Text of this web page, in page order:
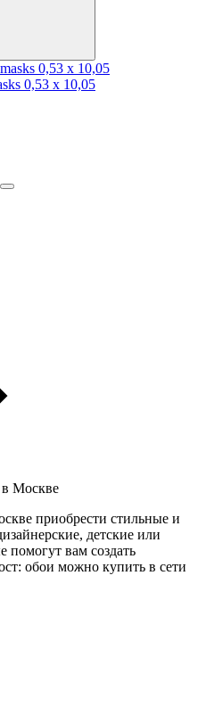
0,53 x 10,05
Москве
приобрести стильные и
детские или
помогут вам создать
обои можно купить в сети